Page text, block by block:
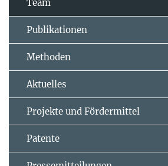
Team
Publikationen
Methoden
Aktuelles
Projekte und Fördermittel
Patente